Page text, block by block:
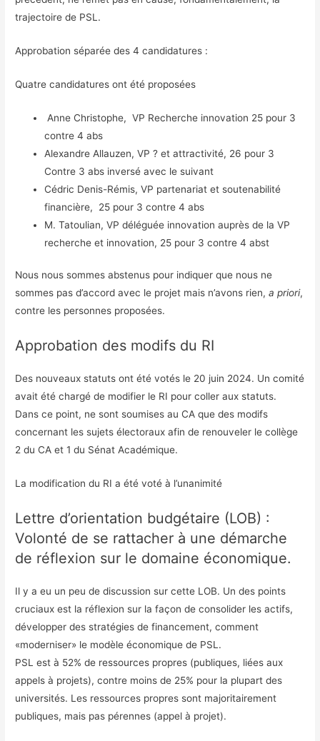
trajectoire de PSL.
Approbation séparée des 4 candidatures :
Quatre candidatures ont été proposées
Anne Christophe, VP Recherche innovation 25 pour 3
contre 4 abs
Alexandre Allauzen, VP ? et attractivité, 26 pour 3
Contre 3 abs inversé avec le suivant
Cédric Denis-Rémis, VP partenariat et soutenabilité
financière, 25 pour 3 contre 4 abs
M. Tatoulian, VP déléguée innovation auprès de la VP
recherche et innovation, 25 pour 3 contre 4 abst
Nous nous sommes abstenus pour indiquer que nous ne
sommes pas d’accord avec le projet mais n’avons rien,a priori,
contre les personnes proposées.
Approbation des modifs du RI
Des nouveaux statuts ont été votés le 20 juin 2024. Un comité
avait été chargé de modifier le RI pour coller aux statuts.
Dans ce point, ne sont soumises au CA que des modifs
concernant les sujets électoraux afin de renouveler le collège
2 du CA et 1 du Sénat Académique.
La modification du RI a été voté à l’unanimité
Lettre d’orientation budgétaire (LOB) :
Volonté de se rattacher à une démarche
de réflexion sur le domaine économique.
Il y a eu un peu de discussion sur cette LOB. Un des points
cruciaux est la réflexion sur la façon de consolider les actifs,
développer des stratégies de financement, comment
«moderniser» le modèle économique de PSL.
PSL est à 52% de ressources propres (publiques, liées aux
appels à projets), contre moins de 25% pour la plupart des
universités. Les ressources propres sont majoritairement
publiques, mais pas pérennes (appel à projet).